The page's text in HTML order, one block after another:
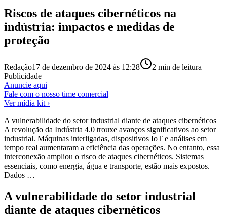
Riscos de ataques cibernéticos na
indústria: impactos e medidas de
proteção
Redação17 de dezembro de 2024 às 12:28 2 min de leitura
Publicidade
Anuncie aqui
Fale com o nosso time comercial
Ver mídia kit ›
A vulnerabilidade do setor industrial diante de ataques cibernéticos
A revolução da Indústria 4.0 trouxe avanços significativos ao setor
industrial. Máquinas interligadas, dispositivos IoT e análises em
tempo real aumentaram a eficiência das operações. No entanto, essa
interconexão ampliou o risco de ataques cibernéticos. Sistemas
essenciais, como energia, água e transporte, estão mais expostos.
Dados …
A vulnerabilidade do setor industrial
diante de ataques cibernéticos